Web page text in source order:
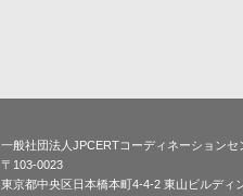
一般社団法人JPCERTコーディネーションセ
〒103-0023
東京都中央区日本橋本町4-4-2 東山ビルディ